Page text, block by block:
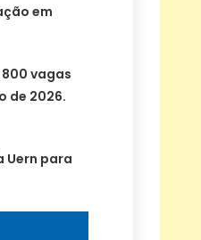
em
vagas
de 2026.
Uern para